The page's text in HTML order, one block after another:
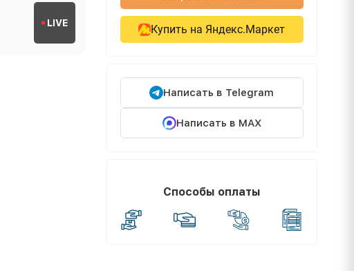
LIVE
Купить на Яндекс.Маркет
Написать в Telegram
Написать в MAX
Способы оплаты